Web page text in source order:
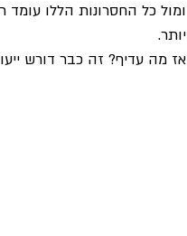
ומול כל החסרונות הללו עומד
יותר.
אז מה עדיף? זה כבר דורש